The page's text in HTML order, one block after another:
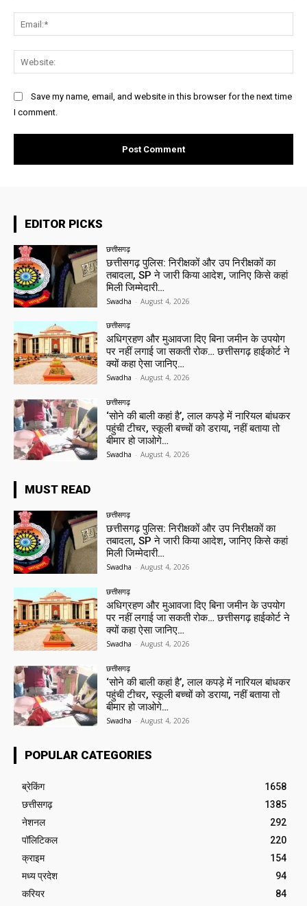
Save my name, email, and website in this browser for the next time
I comment.
EDITOR PICKS
छत्तीसगढ़
छत्तीसगढ़ पुलिस: निरीक्षकों और उप निरीक्षकों का
तबादला, SP ने जारी किया आदेश, जानिए किसे कहां
मिली जिम्मेदारी…
Swadha - August 4, 2026
छत्तीसगढ़
अधिग्रहण और मुआवजा दिए बिना जमीन के उपयोग
पर नहीं लगाई जा सकती रोक… छत्तीसगढ़ हाईकोर्ट ने
क्यों कहा ऐसा जानिए…
Swadha - August 4, 2026
छत्तीसगढ़
‘सोने की बाली कहां है’, लाल कपड़े में नारियल बांधकर
पहुंची टीचर, स्कूली बच्चों को डराया, नहीं बताया तो
बीमार हो जाओगे…
Swadha - August 4, 2026
MUST READ
छत्तीसगढ़
छत्तीसगढ़ पुलिस: निरीक्षकों और उप निरीक्षकों का
तबादला, SP ने जारी किया आदेश, जानिए किसे कहां
मिली जिम्मेदारी…
Swadha - August 4, 2026
छत्तीसगढ़
अधिग्रहण और मुआवजा दिए बिना जमीन के उपयोग
पर नहीं लगाई जा सकती रोक… छत्तीसगढ़ हाईकोर्ट ने
क्यों कहा ऐसा जानिए…
Swadha - August 4, 2026
छत्तीसगढ़
‘सोने की बाली कहां है’, लाल कपड़े में नारियल बांधकर
पहुंची टीचर, स्कूली बच्चों को डराया, नहीं बताया तो
बीमार हो जाओगे…
Swadha - August 4, 2026
POPULAR CATEGORIES
ब्रेकिंग
1658
छत्तीसगढ़
1385
नेशनल
292
पॉलिटिकल
220
क्राइम
154
मध्य प्रदेश
94
करियर
84